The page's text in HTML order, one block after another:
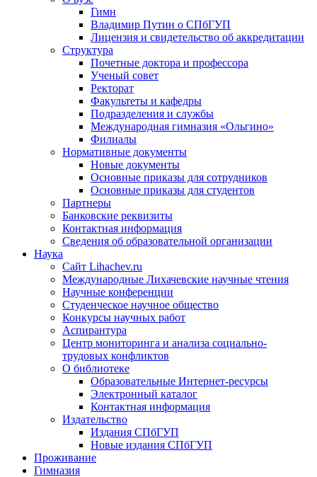
Гимн
Владимир Путин о СПбГУП
Лицензия и свидетельство об аккредитации
Структура
Почетные доктора и профессора
Ученый совет
Ректорат
Факультеты и кафедры
Подразделения и службы
Международная гимназия «Ольгино»
Филиалы
Нормативные документы
Новые документы
Основные приказы для сотрудников
Основные приказы для студентов
Партнеры
Банковские реквизиты
Контактная информация
Сведения об образовательной организации
Наука
Сайт Lihachev.ru
Международные Лихачевские научные чтения
Научные конференции
Студенческое научное общество
Конкурсы научных работ
Аспирантура
Центр мониторинга и анализа социально-
трудовых конфликтов
О библиотеке
Образовательные Интернет-ресурсы
Электронный каталог
Контактная информация
Издательство
Издания СПбГУП
Новые издания СПбГУП
Проживание
Гимназия